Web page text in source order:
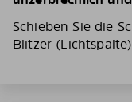
Schieben Sie die
Blitzer